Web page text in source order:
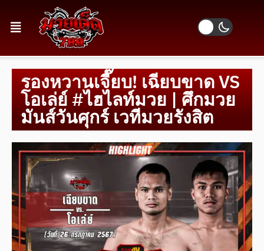
รองหวานเจี๊ยบ! เฉียบขาด VS
โอเล่ย์ #ไฮไลท์มวย | ศึกมวย
มันส์วันศุกร์ เวทีมวยรังสิต